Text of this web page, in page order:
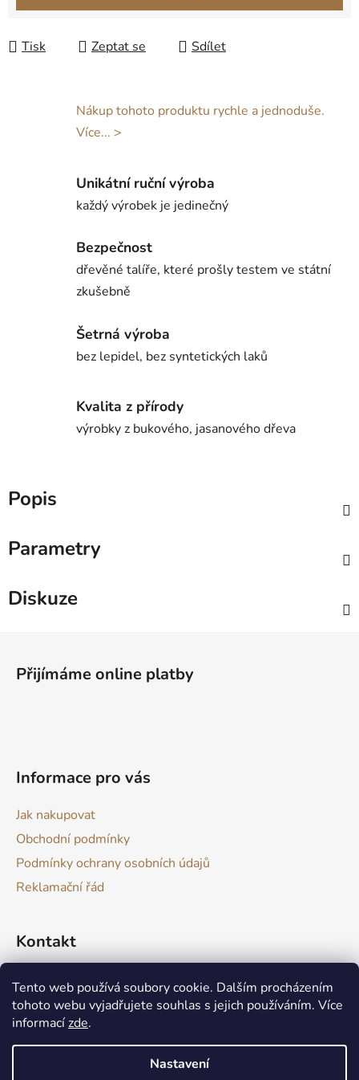
Tento web používá soubory cookie. Dalším procházením
tohoto webu vyjadřujete souhlas s jejich používáním. Více
informacízde.
Nastavení
Tisk Zeptat se Sdílet
Nákup tohoto produktu rychle a jednoduše.
Více... >
Unikátní ruční výroba
každý výrobek je jedinečný
Bezpečnost
dřevěné talíře, které prošly testem ve státní
zkušebně
Šetrná výroba
bez lepidel, bez syntetických laků
Kvalita z přírody
výrobky z bukového, jasanového dřeva
Popis
Parametry
Diskuze
Přijímáme online platby
Informace pro vás
Jak nakupovat
Obchodní podmínky
Podmínky ochrany osobních údajů
Reklamační řád
Kontakt
drevokazuv @gmail.com